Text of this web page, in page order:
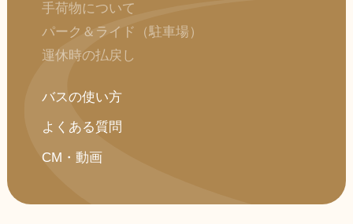
手荷物について
パーク＆ライド（駐車場）
運休時の払戻し
バスの使い方
よくある質問
CM・動画